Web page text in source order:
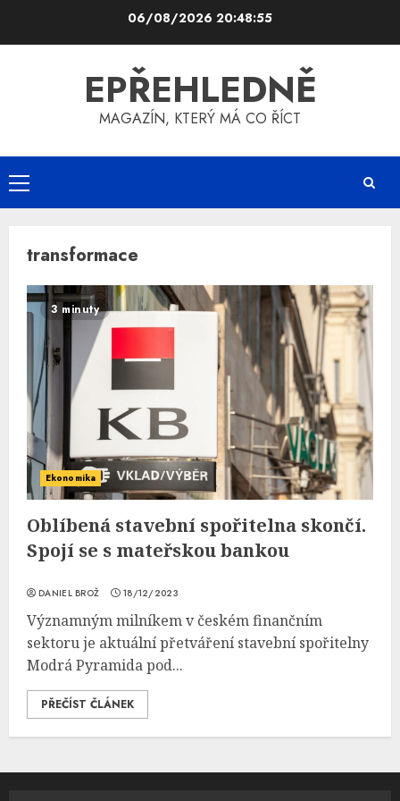
06/08/2026 20:48:55
EPŘEHLEDNĚ
MAGAZÍN, KTERÝ MÁ CO ŘÍCT
Primary
Menu
transformace
3 minuty
Ekonomika
Oblíbená stavební spořitelna skončí.
Spojí se s mateřskou bankou
DANIEL BROŽ 18/12/2023
Významným milníkem v českém finančním
sektoru je aktuální přetváření stavební spořitelny
Modrá Pyramida pod...
PŘEČÍST ČLÁNEK